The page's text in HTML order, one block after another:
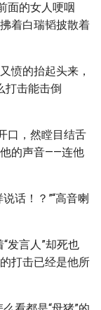
面的女人哽咽
着白瑞韬披散着
愤的抬起头来，
打击能击倒
口，然瞠目结舌
的声音——连他
话！？”“高音喇
发言人”却死也
打击已经是他所